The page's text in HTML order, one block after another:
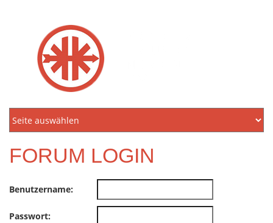
FORUM LOGIN
Benutzername:
Passwort: